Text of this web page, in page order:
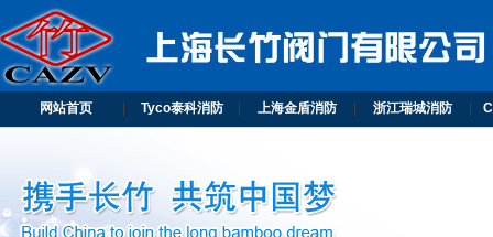
网站首页 Tyco泰科消防 上海金盾消防 浙江瑞城消防